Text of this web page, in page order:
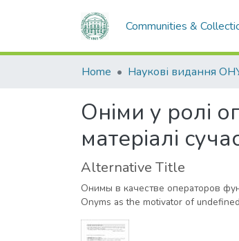
Communities &
Home
Оніми у ролі
матеріалі
Alternative Title
Онимы в качестве операторов
Onyms as the motivator of